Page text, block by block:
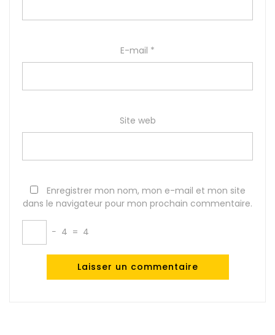
E-mail *
Site web
Enregistrer mon nom, mon e-mail et mon site
dans le navigateur pour mon prochain commentaire.
− 4 = 4